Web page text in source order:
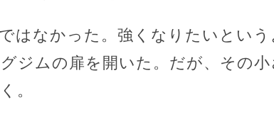
はなかった。強くなりたいとい
ジムの扉を開いた。だが、その
。